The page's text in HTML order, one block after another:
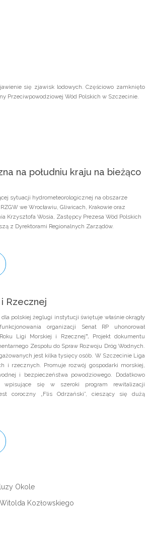
się zjawisk lodowych. Częściowo zamknięto
Przeciwpowodziowej Wód Polskich w Szczecinie.
na południu kraju na bieżąco
sytuacji hydrometeorologicznej na obszarze
we Wrocławiu, Gliwicach, Krakowie oraz
Krzysztofa Wosia, Zastępcy Prezesa Wód Polskich
z Dyrektorami Regionalnych Zarządów.
Rzecznej
polskiej żeglugi instytucji świętuje właśnie okrągły
organizacji Senat RP uhonorował
Ligi Morskiej i Rzecznej”. Projekt dokumentu
Zespołu do Spraw Rozwoju Dróg Wodnych.
jest kilka tysięcy osób. W Szczecinie Liga
i rzecznych. Promuje rozwój gospodarki morskiej,
i bezpieczeństwa powodziowego. Dodatkowo
wpisujące się w szeroki program rewitalizacji
coroczny „Flis Odrzański”, cieszący się dużą
Okole
Kozłowskiego